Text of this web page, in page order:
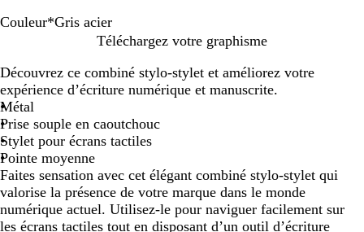
Couleur*Gris acier
g
e
n
t
i
s
a
c
i
e
r
s
e
d
o
r
é
o
n
z
e
Téléchargez votre graphisme
Découvrez ce combiné stylo-stylet et améliorez votre
expérience d’écriture numérique et manuscrite.
Métal
Prise souple en caoutchouc
Stylet pour écrans tactiles
Pointe moyenne
Faites sensation avec cet élégant combiné stylo-stylet qui
valorise la présence de votre marque dans le monde
numérique actuel. Utilisez-le pour naviguer facilement sur
les écrans tactiles tout en disposant d’un outil d’écriture